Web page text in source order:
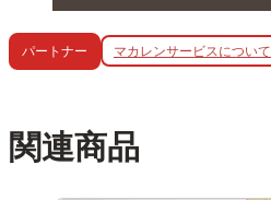
パートナー マカレンサービスについて
関連商品